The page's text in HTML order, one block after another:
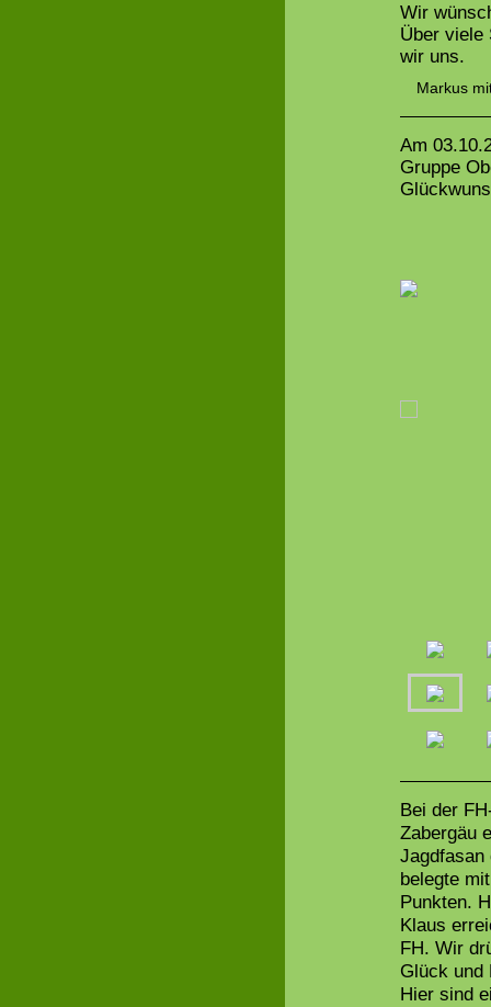
Wir
Über viele
wir uns.
Markus
Am
Gruppe
Bei der
Zabergäu
Jagdfasan
belegte
Punkten.
Klaus
FH. Wir
Glück und
Hier sind